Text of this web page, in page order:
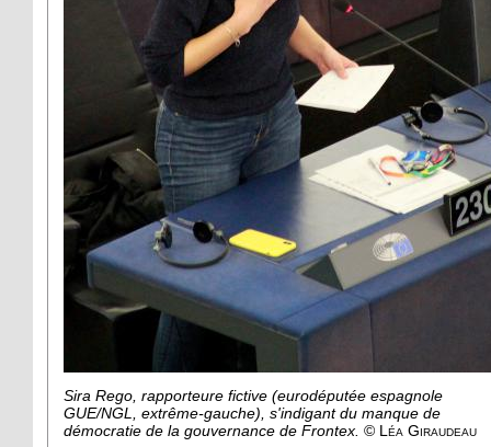
Sira Rego, rapporteure fictive (eurodéputée espagnole
GUE/NGL, extrême-gauche), s'indigant du manque de
démocratie de la gouvernance de Frontex. © Léa Giraudeau